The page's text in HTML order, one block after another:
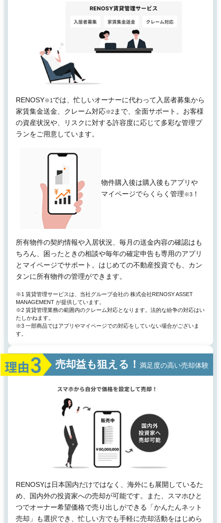
RENOSY※1 では、忙しいオーナーに代わって入居者募集から
家賃集金送金、クレーム対応※2 まで、全面サポート。お客様
の資産状況や、リスクに対する許容度に応じて多彩な管理プ
ランをご用意しています。
物件購入後は購入後もアプリや
マイページでらくらく管理※3！
所有物件の契約情報や入居状況、毎月の送金内容の確認はも
ちろん、困ったときの相談や毎年の確定申告も専用のアプリ
とマイページでサポート。はじめての不動産投資でも、カン
タンに所有物件の管理ができます。
※1 賃貸管理サービスは、当社グループ会社の 株式会社RENOSY ASSET
MANAGEMENT が提供しています。
※2 賃貸管理業務の範囲内のクレーム対応となります。法的な紛争の対応はい
たしかねます。
※3 一部商品ではアプリやマイページでの対応をしていない場合がございま
す。
売却益も狙える！ 満足度の高い売却体験
RENOSYは日本国内だけではなく、海外にも展開しているた
め、国内外の投資家への売却が可能です。また、スマホひと
つでオーナー希望価格で売り出しができる「かんたんネット
売却」も選択でき、忙しい方でも手軽に売却活動をはじめら